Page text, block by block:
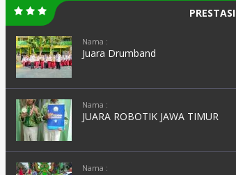
PRESTASI
Nama :
Juara Drumband
Nama :
JUARA ROBOTIK JAWA TIMUR
Nama :